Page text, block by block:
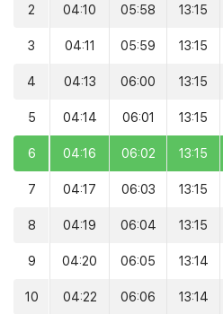
2 04:10 05:58 13:15
3 04:11 05:59 13:15
4 04:13 06:00 13:15
5 04:14 06:01 13:15
6 04:16 06:02 13:15
7 04:17 06:03 13:15
8 04:19 06:04 13:15
9 04:20 06:05 13:14
10 04:22 06:06 13:14